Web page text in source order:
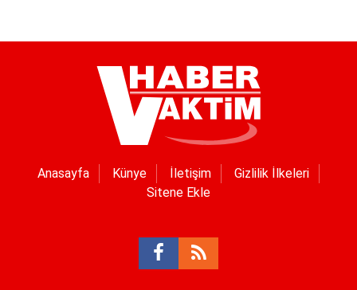
Anasayfa Künye İletişim
Gizlilik İlkeleri
Sitene Ekle